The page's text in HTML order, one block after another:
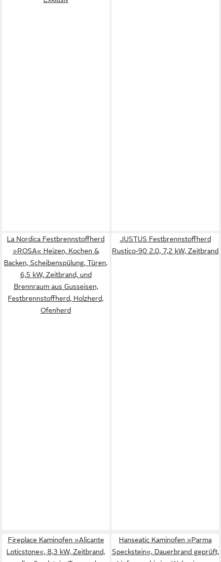
La Nordica Festbrennstoffherd
»ROSA« Heizen, Kochen &
Backen, Scheibenspülung, Türen,
6,5 kW, Zeitbrand, und
Brennraum aus Gusseisen,
Festbrennstoffherd, Holzherd,
Ofenherd
JUSTUS Festbrennstoffherd
Rustico-90 2.0, 7,2 kW, Zeitbrand
Fireplace Kaminofen »Alicante
Loticstone«, 8,3 kW, Zeitbrand,
Hanseatic Kaminofen »Parma
Speckstein«, Dauerbrand geprüft,